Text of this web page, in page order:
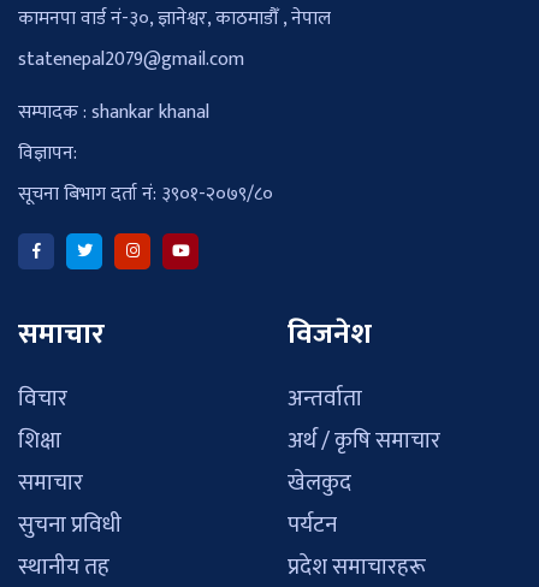
कामनपा वार्ड नं-३०, ज्ञानेश्वर, काठमाडौँ , नेपाल
statenepal2079@gmail.com
सम्पादक : shankar khanal
विज्ञापन:
सूचना बिभाग दर्ता नं: ३९०१-२०७९/८०
समाचार
विचार
शिक्षा
समाचार
सुचना प्रविधी
स्थानीय तह
विजनेश
अन्तर्वाता
अर्थ / कृषि समाचार
खेलकुद
पर्यटन
प्रदेश समाचारहरू